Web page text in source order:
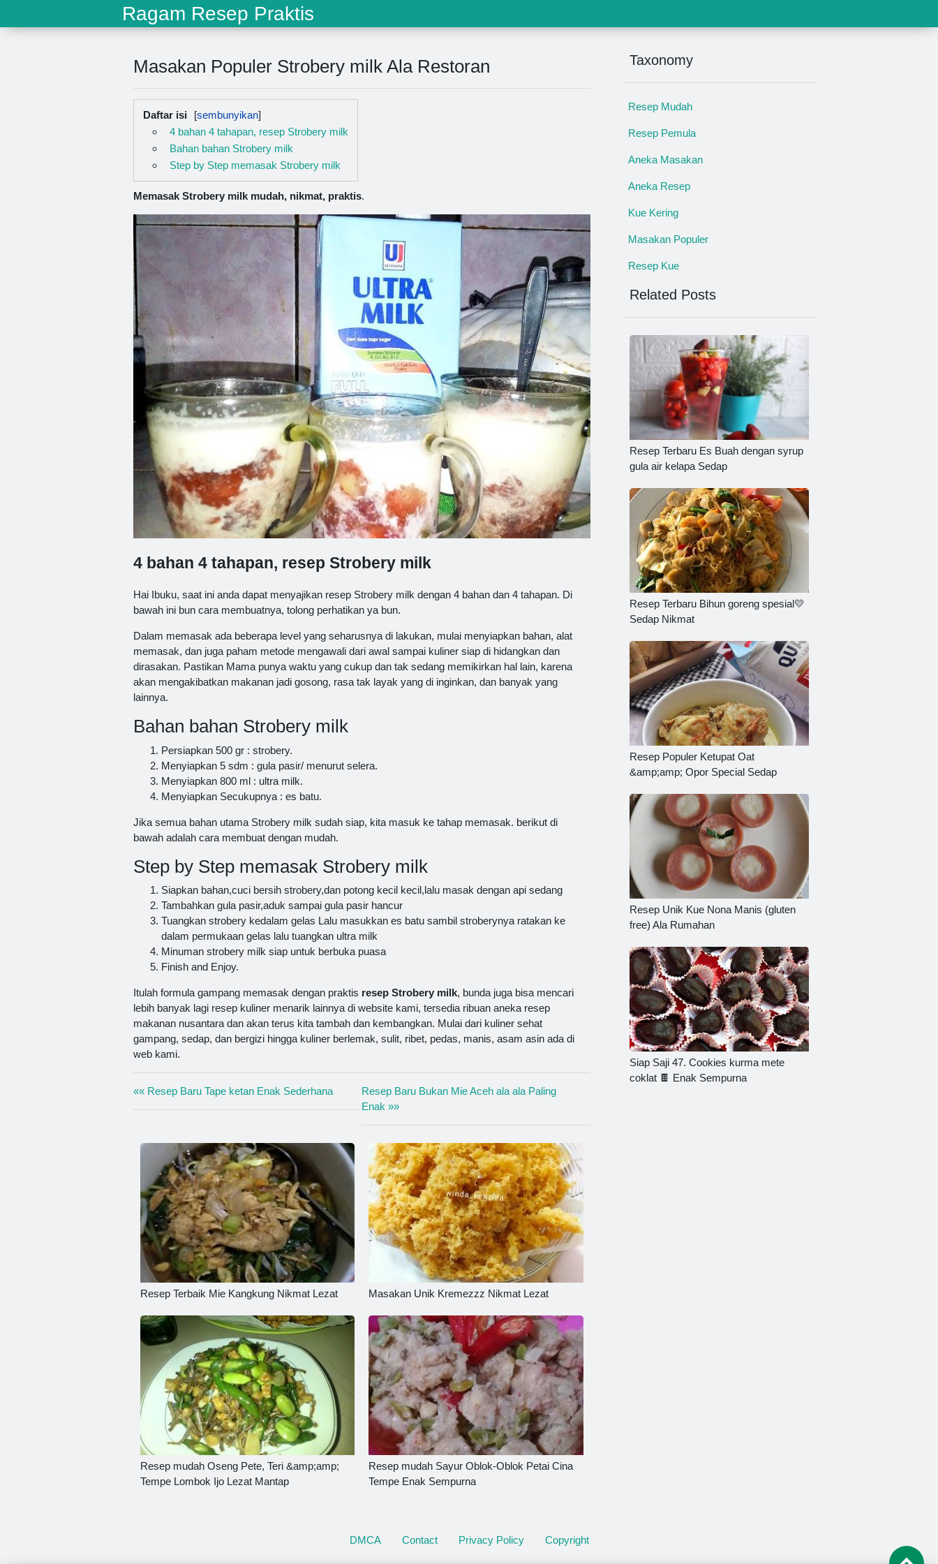
Ragam Resep Praktis
Masakan Populer Strobery milk Ala Restoran
Daftar isi
4 bahan 4 tahapan, resep Strobery milk
Bahan bahan Strobery milk
Step by Step memasak Strobery milk
Memasak Strobery milk mudah, nikmat, praktis.
4 bahan 4 tahapan, resep Strobery milk
Hai Ibuku, saat ini anda dapat menyajikan resep Strobery milk dengan 4 bahan dan 4 tahapan. Di
bawah ini bun cara membuatnya, tolong perhatikan ya bun.
Dalam memasak ada beberapa level yang seharusnya di lakukan, mulai menyiapkan bahan, alat
memasak, dan juga paham metode mengawali dari awal sampai kuliner siap di hidangkan dan
dirasakan. Pastikan Mama punya waktu yang cukup dan tak sedang memikirkan hal lain, karena
akan mengakibatkan makanan jadi gosong, rasa tak layak yang di inginkan, dan banyak yang
lainnya.
Bahan bahan Strobery milk
Persiapkan 500 gr : strobery.
Menyiapkan 5 sdm : gula pasir/ menurut selera.
Menyiapkan 800 ml : ultra milk.
Menyiapkan Secukupnya : es batu.
Jika semua bahan utama Strobery milk sudah siap, kita masuk ke tahap memasak. berikut di
bawah adalah cara membuat dengan mudah.
Step by Step memasak Strobery milk
Siapkan bahan,cuci bersih strobery,dan potong kecil kecil,lalu masak dengan api sedang
Tambahkan gula pasir,aduk sampai gula pasir hancur
Tuangkan strobery kedalam gelas Lalu masukkan es batu sambil stroberynya ratakan ke
dalam permukaan gelas lalu tuangkan ultra milk
Minuman strobery milk siap untuk berbuka puasa
Finish and Enjoy.
Itulah formula gampang memasak dengan praktis resep Strobery milk, bunda juga bisa mencari
lebih banyak lagi resep kuliner menarik lainnya di website kami, tersedia ribuan aneka resep
makanan nusantara dan akan terus kita tambah dan kembangkan. Mulai dari kuliner sehat
gampang, sedap, dan bergizi hingga kuliner berlemak, sulit, ribet, pedas, manis, asam asin ada di
web kami.
«« Resep Baru Tape ketan Enak Sederhana
Resep Baru Bukan Mie Aceh ala ala Paling
Enak »»
Resep Terbaik Mie Kangkung Nikmat Lezat Masakan Unik Kremezzz Nikmat Lezat
Resep mudah Oseng Pete, Teri &amp;amp;
Tempe Lombok Ijo Lezat Mantap
Resep mudah Sayur Oblok-Oblok Petai Cina
Tempe Enak Sempurna
Taxonomy
Resep Mudah
Resep Pemula
Aneka Masakan
Aneka Resep
Kue Kering
Masakan Populer
Resep Kue
Related Posts
Resep Terbaru Es Buah dengan syrup
gula air kelapa Sedap
Resep Terbaru Bihun goreng spesial💛
Sedap Nikmat
Resep Populer Ketupat Oat
&amp;amp; Opor Special Sedap
Resep Unik Kue Nona Manis (gluten
free) Ala Rumahan
Siap Saji 47. Cookies kurma mete
coklat 🍫 Enak Sempurna
DMCA Contact Privacy Policy Copyright